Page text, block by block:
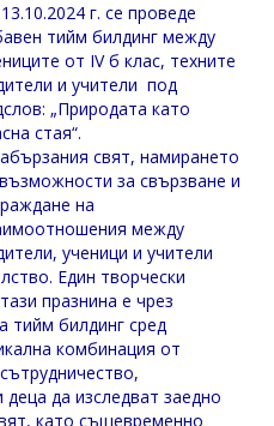
г. се проведе
тийм билдинг между
от IV б клас, техните
и учители под
„Природата като
стая“.
свят, намирането
за свързване и
на
между
ученици и учители
Един творчески
празнина е чрез
тийм билдинг сред
комбинация от
да изследват заедно
като същевременно